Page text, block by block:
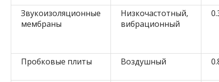
Звукоизоляционные
мембраны
Низкочастотный,
вибрационный
Пробковые плиты Воздушный